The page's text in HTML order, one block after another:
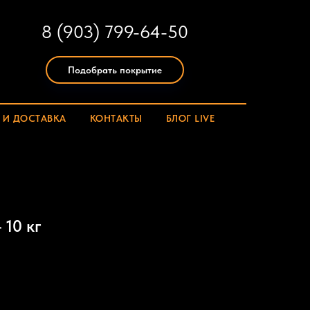
8 (903) 799-64-50
Подобрать покрытие
ДОСТАВКА КОНТАКТЫ БЛОГ LIVE
кг